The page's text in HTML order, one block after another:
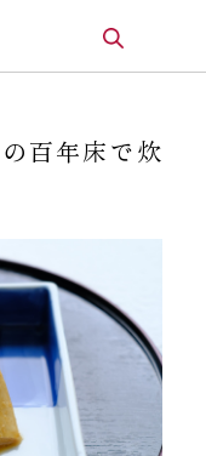
百年床で炊